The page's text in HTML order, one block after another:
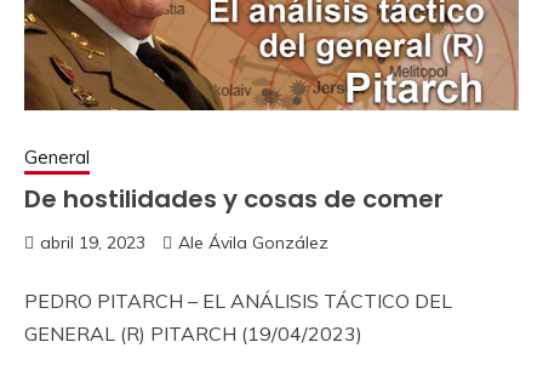
General
De hostilidades y cosas de comer
abril 19, 2023 Ale Ávila González
PEDRO PITARCH – EL ANÁLISIS TÁCTICO DEL
GENERAL (R) PITARCH (19/04/2023)